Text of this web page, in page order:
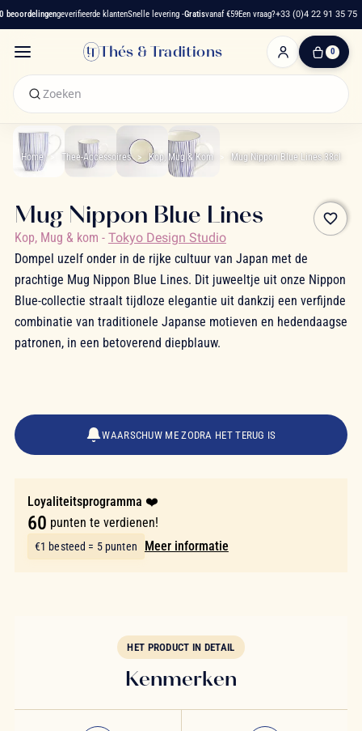
geverifieerde klantenSnelle levering -Gratisvanaf €59Een vraag?+33 (0)4 22 91 35 75
Thés & Traditions 0
0
Home Thee-Accessoires Kop, Mug & Kom Mug Nippon Blue Lines 38cl
favorite_border
Mug Nippon Blue Lines
Kop, Mug & kom - Tokyo Design Studio
Dompel uzelf onder in de rijke cultuur van Japan met de
prachtige Mug Nippon Blue Lines. Dit juweeltje uit onze Nippon
Blue-collectie straalt tijdloze elegantie uit dankzij een verfijnde
combinatie van traditionele Japanse motieven en hedendaagse
patronen, in een betoverend diepblauw.
€ 12,00
WAARSCHUW ME ZODRA HET TERUG IS
Loyaliteitsprogramma ❤️
60 punten te verdienen!
€1 besteed = 5 punten Meer informatie
HET PRODUCT IN DETAIL
Kenmerken